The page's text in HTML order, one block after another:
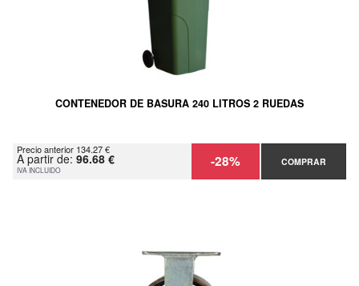
CONTENEDOR DE BASURA 240 LITROS 2 RUEDAS
Precio anterior 134.27 €
A partir de: 96.68 €
IVA INCLUIDO -28% COMPRAR